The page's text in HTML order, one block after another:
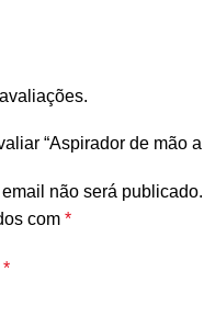
“Aspirador de mão
não será publicado.
com *
*